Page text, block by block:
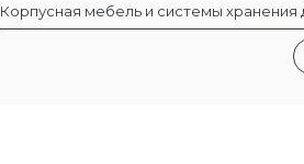
Корпусная мебель и системы хранения